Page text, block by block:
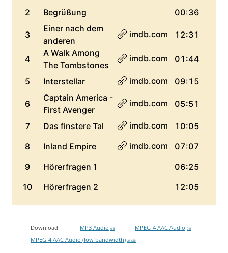
Download: MP3 Audio 0 B MPEG-4 AAC Audio 0 B
MPEG-4 AAC Audio (low bandwidth) 21 MB